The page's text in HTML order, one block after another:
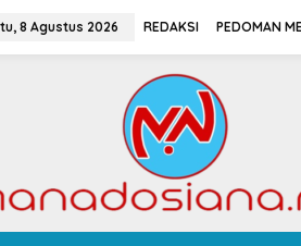
8 Agustus 2026 REDAKSI PEDOMAN